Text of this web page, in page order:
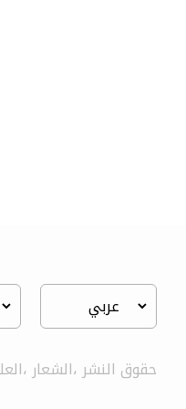
حقوق النشر ،الشعار